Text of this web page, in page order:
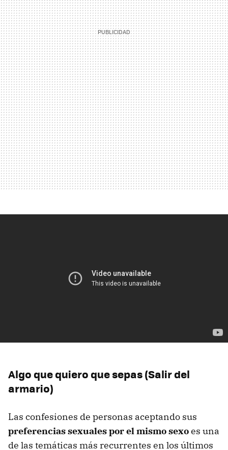
Algo que quiero que sepas (Salir del
armario)
Las confesiones de personas aceptando sus
preferencias sexuales por el mismo sexoes una
de las temáticas más recurrentes en los últimos